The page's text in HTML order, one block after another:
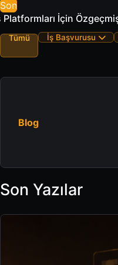
Son
Aday İçin İş Başvurusu
Tümü İş Başvurusu
Blog
Son Yazılar